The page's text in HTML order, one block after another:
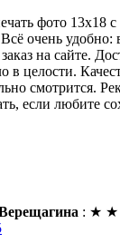
фото 13х18
очень удобно:
на сайте.
в целости.
смотрится.
если любите
: ★ ★